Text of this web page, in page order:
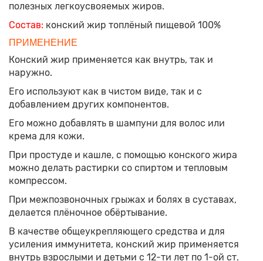
полезных легкоусвояемых жиров.
Состав: конский жир топлёный пищевой 100%
ПРИМЕНЕНИЕ
Конский жир применяется как внутрь, так и
наружно.
Его используют как в чистом виде, так и с
добавлением других компонентов.
Его можно добавлять в шампуни для волос или
крема для кожи.
При простуде и кашле, с помощью конского жира
можно делать растирки со спиртом и тепловым
компрессом.
При межпозвоночных грыжах и болях в суставах,
делается плёночное обёртывание.
В качестве общеукрепляющего средства и для
усиления иммунитета, конский жир применяется
внутрь взрослыми и детьми с 12-ти лет по 1-ой ст.